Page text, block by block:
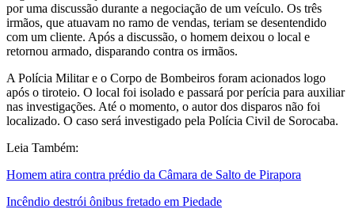
por uma discussão durante a negociação de um veículo. Os três
irmãos, que atuavam no ramo de vendas, teriam se desentendido
com um cliente. Após a discussão, o homem deixou o local e
retornou armado, disparando contra os irmãos.
A Polícia Militar e o Corpo de Bombeiros foram acionados logo
após o tiroteio. O local foi isolado e passará por perícia para auxiliar
nas investigações. Até o momento, o autor dos disparos não foi
localizado. O caso será investigado pela Polícia Civil de Sorocaba.
Leia Também:
Homem atira contra prédio da Câmara de Salto de Pirapora
Incêndio destrói ônibus fretado em Piedade